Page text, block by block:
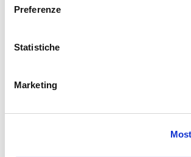
Preferenze
Statistiche
Marketing
DM24103